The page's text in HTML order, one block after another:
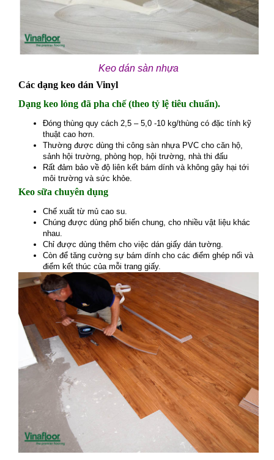
Keo dán sàn nhựa
Các dạng keo dán Vinyl
Dạng keo lỏng đã pha chế (theo tỷ lệ tiêu chuẩn).
Đóng thùng quy cách 2,5 – 5,0 -10 kg/thùng có đặc tính kỹ
thuật cao hơn.
Thường được dùng thi công sàn nhựa PVC cho căn hộ,
sảnh hội trường, phòng họp, hội trường, nhà thi đấu
Rất đảm bảo về độ liên kết bám dính và không gây hại tới
môi trường và sức khỏe.
Keo sữa chuyên dụng
Chế xuất từ mủ cao su.
Chúng được dùng phổ biến chung, cho nhiều vật liệu khác
nhau.
Chỉ được dùng thêm cho việc dán giấy dán tường.
Còn để tăng cường sự bám dính cho các điểm ghép nối và
điểm kết thúc của mỗi trang giấy.